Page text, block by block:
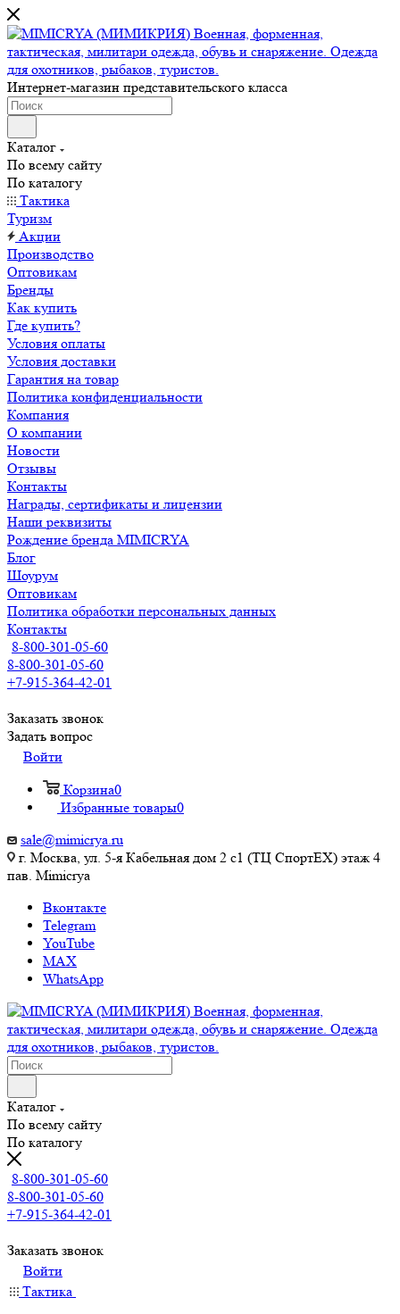
Интернет-магазин представительского класса
Каталог
По всему сайту
По каталогу
Тактика
Туризм
Акции
Производство
Оптовикам
Бренды
Как купить
Где купить?
Условия оплаты
Условия доставки
Гарантия на товар
Политика конфиденциальности
Компания
О компании
Новости
Отзывы
Контакты
Награды, сертификаты и лицензии
Наши реквизиты
Рождение бренда MIMICRYA
Блог
Шоурум
Оптовикам
Политика обработки персональных данных
Контакты
8-800-301-05-60
8-800-301-05-60
+7-915-364-42-01
Заказать звонок
Задать вопрос
Войти
Корзина0
Избранные товары0
sale@mimicrya.ru
г. Москва, ул. 5-я Кабельная дом 2 с1 (ТЦ СпортEX) этаж 4
пав. Mimicrya
Вконтакте
Telegram
YouTube
MAX
WhatsApp
Каталог
По всему сайту
По каталогу
8-800-301-05-60
8-800-301-05-60
+7-915-364-42-01
Заказать звонок
Войти
Тактика